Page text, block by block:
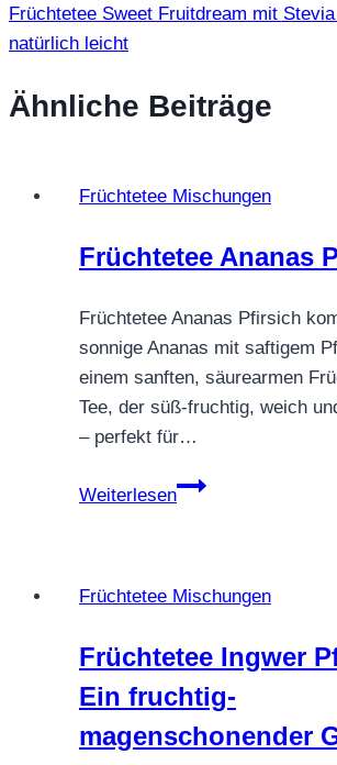
Früchtetee Sweet Fruitdream mit
natürlich leicht
Ähnliche Beiträge
Früchtetee Mischungen
Früchtetee Ananas
Früchtetee Ananas Pfirsich
sonnige Ananas mit saftigem
einem sanften, säurearmen
Tee, der süß-fruchtig, weich
– perfekt für…
Weiterlesen
Früchtetee
Früchtetee Mischungen
Früchtetee Ingwer
Ein fruchtig-
magenschonender